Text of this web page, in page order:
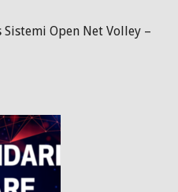
Sistemi Open Net Volley –